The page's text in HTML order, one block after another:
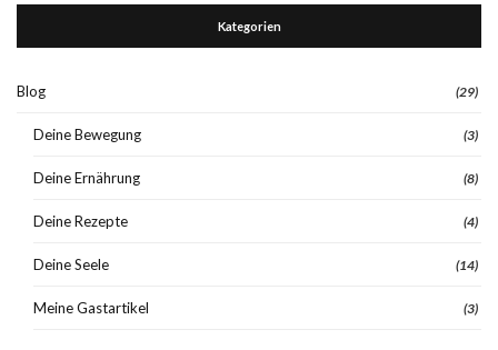
Kategorien
Blog (29)
Deine Bewegung (3)
Deine Ernährung (8)
Deine Rezepte (4)
Deine Seele (14)
Meine Gastartikel (3)